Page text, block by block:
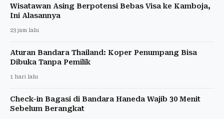
Wisatawan Asing Berpotensi Bebas Visa ke Kamboja,
Ini Alasannya
23 jam lalu
Aturan Bandara Thailand: Koper Penumpang Bisa
Dibuka Tanpa Pemilik
1 hari lalu
Check-in Bagasi di Bandara Haneda Wajib 30 Menit
Sebelum Berangkat